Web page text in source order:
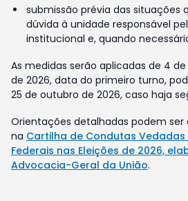
submissão prévia das situações
dúvida à unidade responsável
institucional e, quando
As medidas serão aplicadas de 4
de 2026, data do primeiro turno,
25 de outubro de 2026, caso haja
Orientações detalhadas podem ser
na Cartilha de Condutas Vedadas
Federais nas Eleições de 2026,
Advocacia-Geral da União.